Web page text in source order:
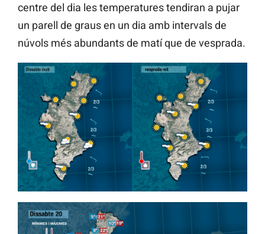
centre del dia les temperatures tendiran a pujar
un parell de graus en un dia amb intervals de
núvols més abundants de matí que de vesprada.